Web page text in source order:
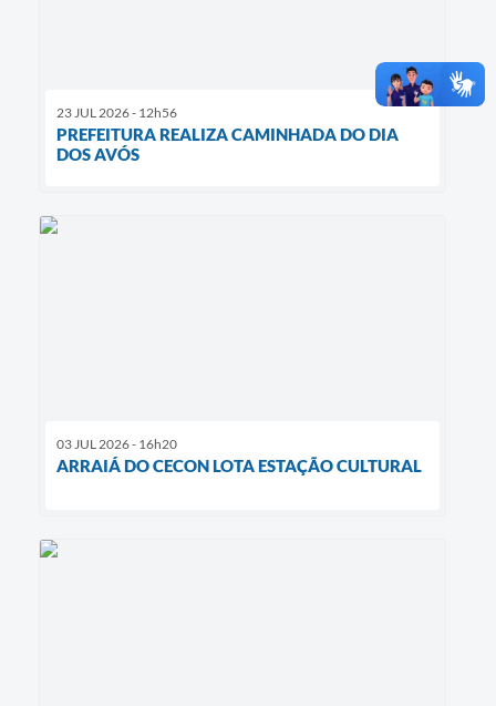
23 JUL 2026 - 12h56
PREFEITURA REALIZA CAMINHADA DO DIA
DOS AVÓS
03 JUL 2026 - 16h20
ARRAIÁ DO CECON LOTA ESTAÇÃO CULTURAL